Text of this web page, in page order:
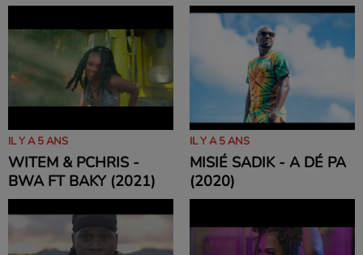
IL Y A 5 ANS
WITEM & PCHRIS -
BWA FT BAKY (2021)
IL Y A 5 ANS
MISIÉ SADIK - A DÉ PA
(2020)